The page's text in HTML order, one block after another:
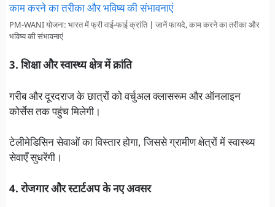
PM-WANI योजना: भारत में फ्री वाई-फाई क्रांति | जानें फायदे, काम करने का तरीका और
भविष्य की संभावनाएं
3. शिक्षा और स्वास्थ्य क्षेत्र में क्रांति
गरीब और दूरदराज के छात्रों को वर्चुअल क्लासरूम और ऑनलाइन
कोर्सेस तक पहुंच मिलेगी।
टेलीमेडिसिन सेवाओं का विस्तार होगा, जिससे ग्रामीण क्षेत्रों में स्वास्थ्य
सेवाएँ सुधरेंगी।
4. रोजगार और स्टार्टअप के नए अवसर